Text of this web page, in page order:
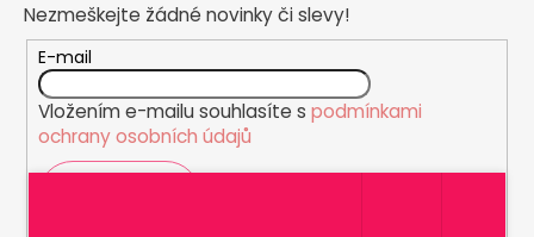
Nezmeškejte žádné novinky či slevy!
E-mail
Vložením e-mailu souhlasíte s podmínkami
ochrany osobních údajů